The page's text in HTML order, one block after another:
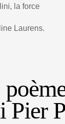
la force
Laurens.
Pier